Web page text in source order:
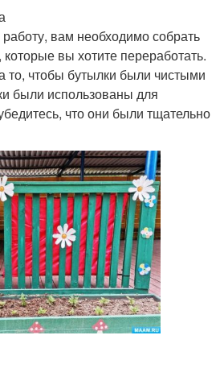
вам необходимо собрать
вы хотите переработать.
то, чтобы бутылки были чистыми
были использованы для
что они были тщательно